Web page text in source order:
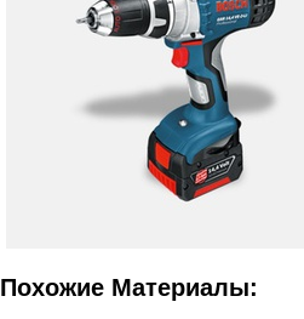
Похожие Материалы: